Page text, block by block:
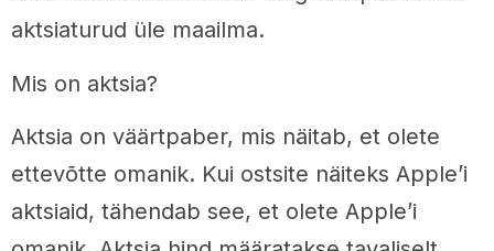
aktsiaturud üle maailma.
Mis on aktsia?
Aktsia on väärtpaber, mis näitab, et olete
ettevõtte omanik. Kui ostsite näiteks Apple’i
aktsiaid, tähendab see, et olete Apple’i